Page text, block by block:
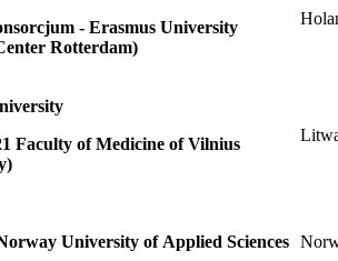
- Erasmus University
Rotterdam)
Faculty of Medicine of Vilnius
University of Applied Sciences